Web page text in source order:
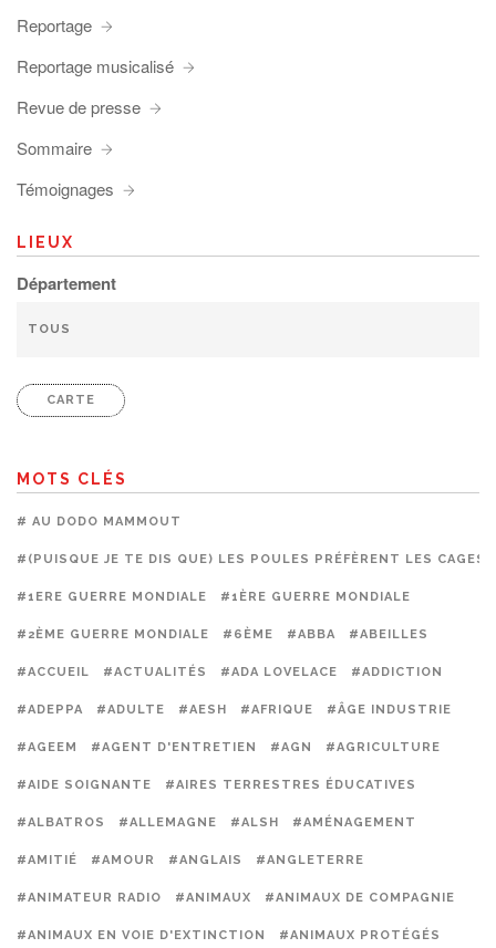
Reportage
Reportage musicalisé
Revue de presse
Sommaire
Témoignages
LIEUX
Département
CARTE
MOTS CLÉS
# AU DODO MAMMOUT
#(PUISQUE JE TE DIS QUE) LES POULES PRÉFÈRENT LES CAGES
#1ERE GUERRE MONDIALE #1ÈRE GUERRE MONDIALE
#2ÈME GUERRE MONDIALE #6ÈME #ABBA #ABEILLES
#ACCUEIL #ACTUALITÉS #ADA LOVELACE #ADDICTION
#ADEPPA #ADULTE #AESH #AFRIQUE #ÂGE INDUSTRIE
#AGEEM #AGENT D'ENTRETIEN #AGN #AGRICULTURE
#AIDE SOIGNANTE #AIRES TERRESTRES ÉDUCATIVES
#ALBATROS #ALLEMAGNE #ALSH #AMÉNAGEMENT
#AMITIÉ #AMOUR #ANGLAIS #ANGLETERRE
#ANIMATEUR RADIO #ANIMAUX #ANIMAUX DE COMPAGNIE
#ANIMAUX EN VOIE D'EXTINCTION #ANIMAUX PROTÉGÉS